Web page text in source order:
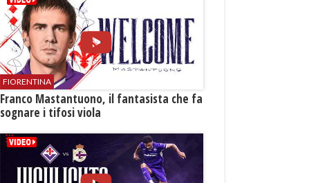
FIORENTINA
Franco Mastantuono, il fantasista che fa
sognare i tifosi viola